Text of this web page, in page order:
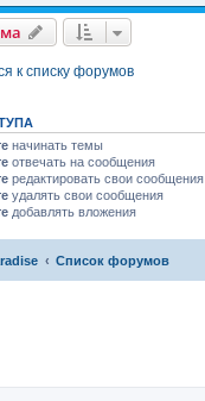
к списку форумов
начинать темы
отвечать на сообщения
редактировать свои сообщения
удалять свои сообщения
добавлять вложения
Список форумов